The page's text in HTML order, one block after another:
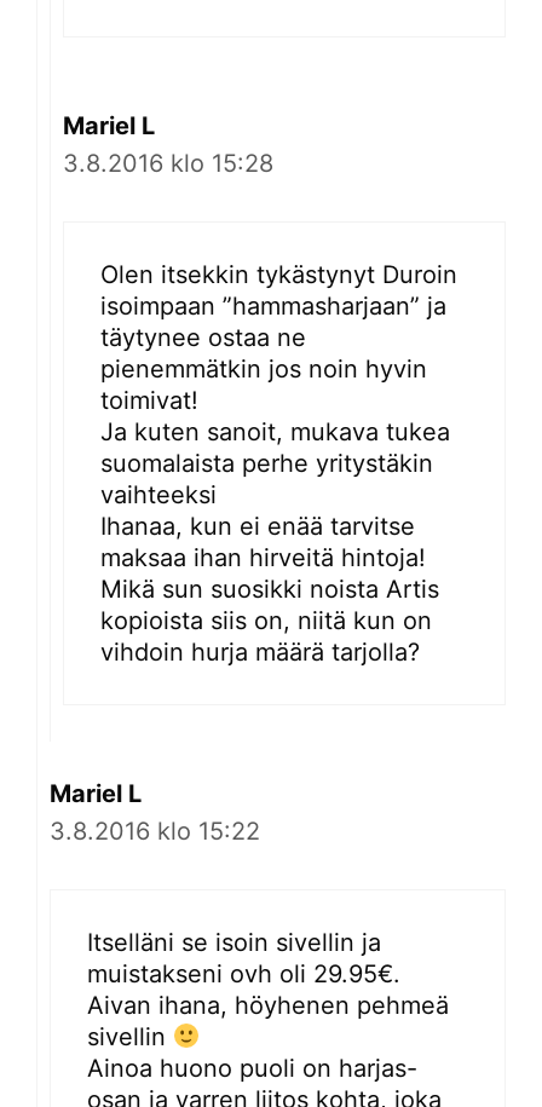
Mariel L
3.8.2016 klo 15:28
Olen itsekkin tykästynyt Duroin
isoimpaan ”hammasharjaan” ja
täytynee ostaa ne
pienemmätkin jos noin hyvin
toimivat!
Ja kuten sanoit, mukava tukea
suomalaista perhe yritystäkin
vaihteeksi
Ihanaa, kun ei enää tarvitse
maksaa ihan hirveitä hintoja!
Mikä sun suosikki noista Artis
kopioista siis on, niitä kun on
vihdoin hurja määrä tarjolla?
Mariel L
3.8.2016 klo 15:22
Itselläni se isoin sivellin ja
muistakseni ovh oli 29.95€.
Aivan ihana, höyhenen pehmeä
sivellin
Ainoa huono puoli on harjas-
osan ja varren liitos kohta, joka